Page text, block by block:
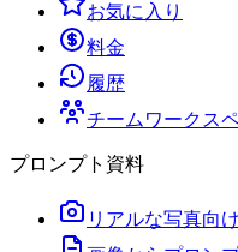
お気に入り
料金
履歴
チームワークス
プロンプト資料
リアルな写真向